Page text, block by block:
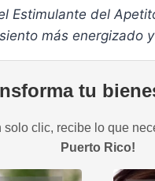
del
más energizado
tu
clic, recibe lo que
Puerto Rico!